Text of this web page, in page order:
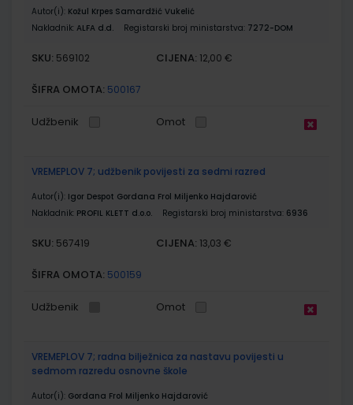
Autor(i): Kožul Krpes Samardžić Vukelić
Nakladnik: ALFA d.d. Registarski broj ministarstva: 7272-DOM
SKU: 569102 CIJENA: 12,00 €
ŠIFRA OMOTA: 500167
Udžbenik Omot
VREMEPLOV 7; udžbenik povijesti za sedmi razred
Autor(i): Igor Despot Gordana Frol Miljenko Hajdarović
Nakladnik: PROFIL KLETT d.o.o. Registarski broj ministarstva: 6936
SKU: 567419 CIJENA: 13,03 €
ŠIFRA OMOTA: 500159
Udžbenik Omot
VREMEPLOV 7; radna bilježnica za nastavu povijesti u
sedmom razredu osnovne škole
Autor(i): Gordana Frol Miljenko Hajdarović